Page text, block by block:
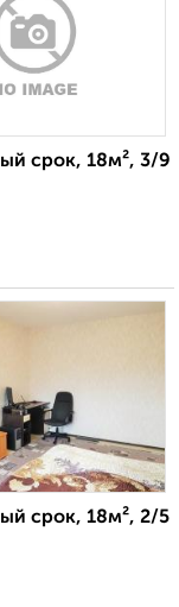
срок, 18м², 3/9
срок, 18м², 2/5